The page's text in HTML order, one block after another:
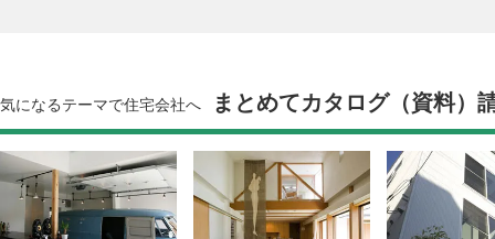
気になるテーマで住宅会社へ まとめてカタログ（資料）